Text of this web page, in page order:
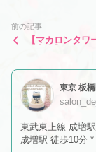
前の記事
【マカロンタワ
東武東上線 成増
成増駅 徒歩10分